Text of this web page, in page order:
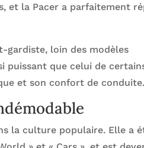
et la Pacer a parfaitement
gardiste, loin des modèles
puissant que celui de
et son confort de conduite.
la culture populaire. Elle a